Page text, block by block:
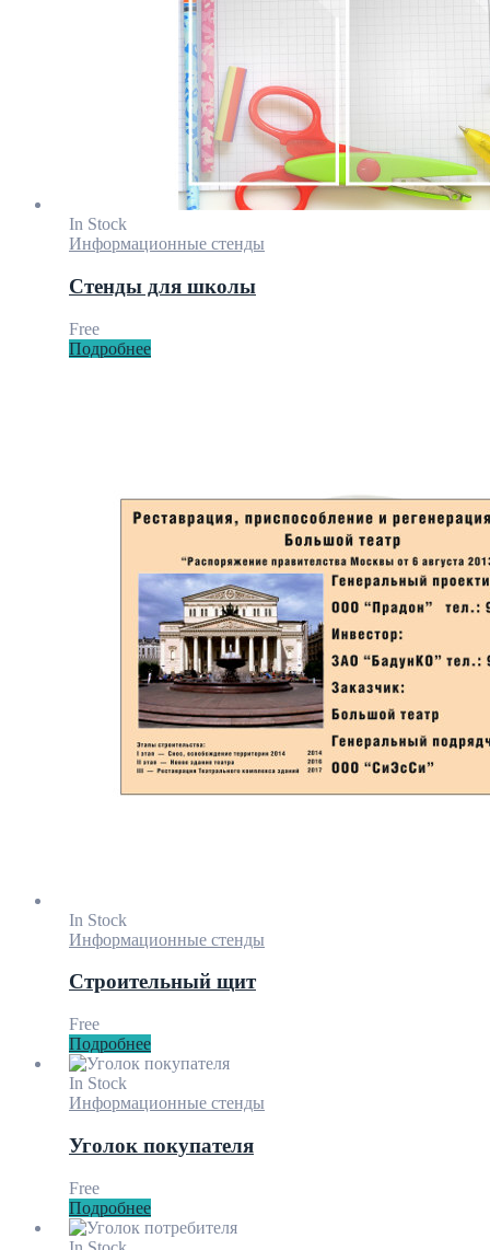
In Stock
Информационные стенды
Стенды для школы
Free
Подробнее
In Stock
Информационные стенды
Строительный щит
Free
Подробнее
In Stock
Информационные стенды
Уголок покупателя
Free
Подробнее